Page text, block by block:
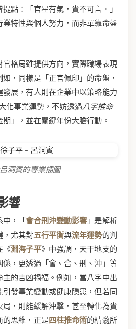
點：「官星有氣，貴不可言。」
特性與個人努力，而非單靠命盤
官格局雖提供方向，實際職場表現
，同樣是「正官佩印」的命盤，
展，有人則在企業中以策略能力
化事業運勢，不妨透過八字推命
」，並在關鍵年份大膽行動。
洞賓的專業插圖
響
中，「會合刑沖變動影響 」是解析
，尤其對五行平衡與流年運勢的判
《淵海子平》中強調，天干地支的
係，更透過「會、合、刑、沖」等
的吉凶禍福。例如，當八字中出
發事業變動或健康隱患，但若同
局，則能緩解沖擊，甚至轉化為貴
的思維，正是四柱推命術的精髓所